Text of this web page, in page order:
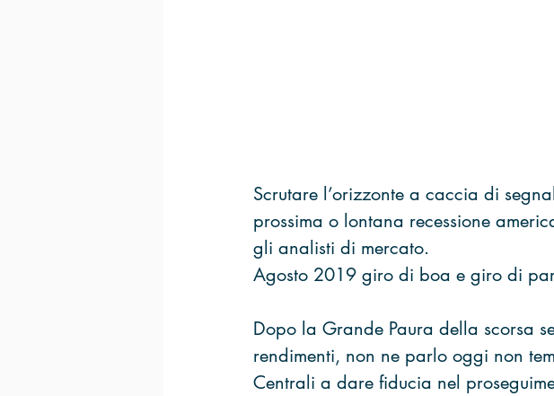
Scrutare l’orizzonte a caccia di
prossima o lontana recessione
gli analisti di mercato.
Agosto 2019 giro di boa e giro di
Dopo la Grande Paura della scorsa
rendimenti, non ne parlo oggi non
Centrali a dare fiducia nel